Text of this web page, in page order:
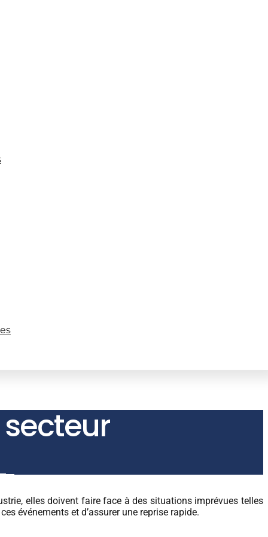
elles doivent faire face à des situations imprévues telles
événements et d’assurer une reprise rapide.